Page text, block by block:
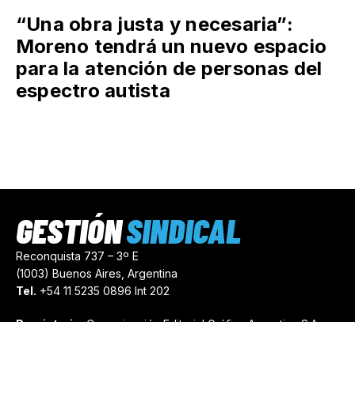
“Una obra justa y necesaria”:
Moreno tendrá un nuevo espacio
para la atención de personas del
espectro autista
Reconquista 737 – 3º E
(1003) Buenos Aires, Argentina
Tel. +54 11 5235 0896 Int 202
Propietario:Comunicación Editorial Gráfica Argentina S.A.
GESTIÓNSINDICAL